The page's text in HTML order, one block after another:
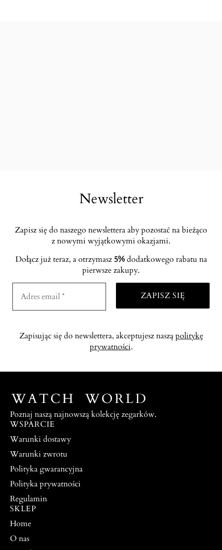
Newsletter
Zapisz się do naszego newslettera aby pozostać na bieżąco
z nowymi wyjątkowymi okazjami.
Dołącz już teraz, a otrzymasz 5%dodatkowego rabatu na
pierwsze zakupy.
Zapisując się do newslettera, akceptujesz nasząpolitykę
prywatności.
Poznaj naszą najnowszą kolekcję zegarków.
WSPARCIE
Warunki dostawy
Warunki zwrotu
Polityka gwarancyjna
Polityka prywatności
Regulamin
SKLEP
Home
O nas